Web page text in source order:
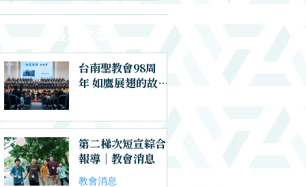
台南聖教會98周
年 如鷹展翅的故事
第二梯次短宣綜合
報導｜教會消息
教會消息